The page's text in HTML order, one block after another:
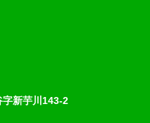
字新芋川143-2